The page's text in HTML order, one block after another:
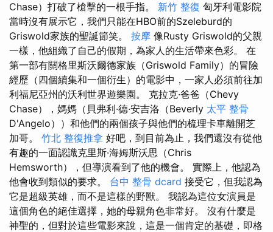
Chase）打破了槍擊的一根手指。 新竹 整復 匈牙利電影院
當時沒有展示它，我們只能在HBO前的Szeleburd的
Griswold家族的聖誕節笑。 按摩 像Rusty Griswold的父親
一樣，他組織了自己的假期，為家人的生活帶來色彩。 在
第一部有關格里斯沃爾德家族（Griswold Family）的冒險
經歷（四個續集和一個衍生）的電影中，一家人必須前往加
利福尼亞州的沃利世界遊樂園。 克拉克·爸爸（Chevy
Chase），媽媽（貝弗利·德·安吉洛（Beverly 太平 整骨
D'Angelo））和他們的兩個孩子與他們的梳理卡車離開芝
加哥。 竹北 整復推拿 好吧，到目前為止，我們還沒有從他
有趣的一面認識克里斯·海姆斯沃思（Chris
Hemsworth），但導演看到了他的機會。 實際上，他認為
他會收到類似的要求。 台中 整骨 dcard 接受它，但我認為
它是超級英雄，而不是這樣的野獸。 我認為這位女演員是
這個角色的絕佳選擇，她的母親角色非常好。 沒有什麼是
神聖的，但對於這些電影來說，這是一個肯定的基礎，即格